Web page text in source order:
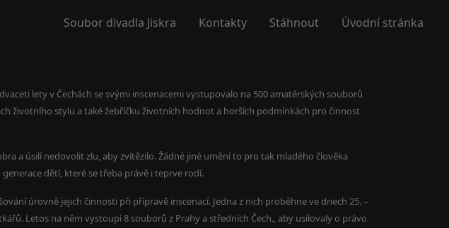
Soubor divadla Jiskra Kontakty Stáhnout Úvodní stránka
lety v Čechách se svými inscenacemi vystupovalo na 500 amatérských souborů
životního stylu a také žebříčku životních hodnot a horších podmínkách pro činnost
a úsilí nedovolit zlu, aby zvítězilo. Žádné jiné umění to pro tak mladého člověka
dětí, které se třeba právě i teprve rodí.
úrovně jejich činnosti při přípravě inscenací. Jedna z nich proběhne ve dnech 25. –
Letos na něm vystoupí 8 souborů z Prahy a středních Čech., aby usilovaly o právo